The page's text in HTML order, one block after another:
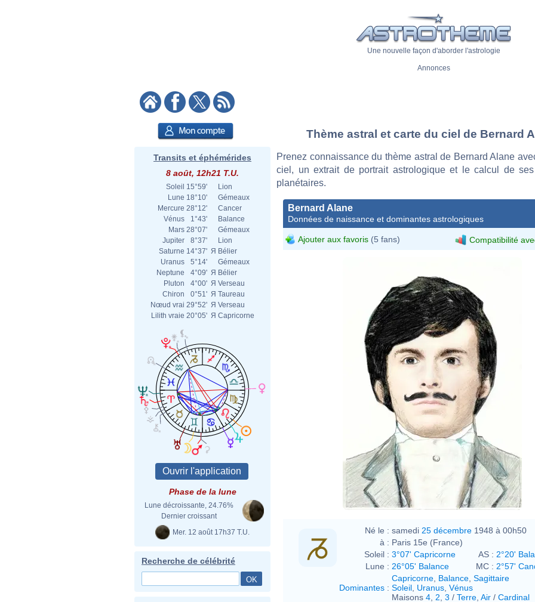
Une nouvelle façon d'aborder l'astrologie
Annonces
Transits et éphémérides
8 août, 12h21 T.U.
Soleil 15°59'
Lion
Lune 18°10'
Gémeaux
Mercure 28°12'
Cancer
Vénus
1°43'
Balance
Mars 28°07'
Gémeaux
Jupiter
8°37'
Lion
Saturne 14°37' Я Bélier
Uranus
5°14'
Gémeaux
Neptune
4°09' Я Bélier
Pluton
4°00' Я Verseau
Chiron
0°51' Я Taureau
Nœud vrai 29°52' Я Verseau
Lilith vraie 20°05' Я Capricorne
Phase de la lune
Lune décroissante, 24.76%
Dernier croissant
Mer. 12 août 17h37 T.U.
Recherche de célébrité
Thème astral et carte du ciel de Bernard
Prenez connaissance du thème astral de Bernard Alane
ciel, un extrait de portrait astrologique et le calcul de
planétaires.
Bernard Alane
Données de naissance et dominantes astrologiques
Ajouter aux favoris (5 fans) Compatibilité
Né le : samedi 25 décembre 1948 à 00h50
à : Paris 15e (France)
Soleil : 3°07' Capricorne AS : 2°20'
Lune : 26°05' Balance MC : 2°57'
Dominantes :
Capricorne Balance Sagittaire
Soleil Uranus Vénus
Maisons 4 2 3 / Terre Air / Cardinal